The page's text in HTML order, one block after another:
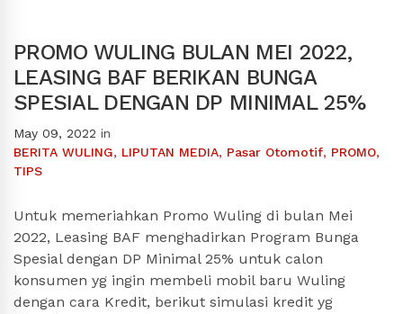
PROMO WULING BULAN MEI 2022,
LEASING BAF BERIKAN BUNGA
SPESIAL DENGAN DP MINIMAL 25%
May 09, 2022 in
BERITA WULING, LIPUTAN MEDIA, Pasar Otomotif, PROMO,
TIPS
Untuk memeriahkan Promo Wuling di bulan Mei
2022, Leasing BAF menghadirkan Program Bunga
Spesial dengan DP Minimal 25% untuk calon
konsumen yg ingin membeli mobil baru Wuling
dengan cara Kredit, berikut simulasi kredit yg